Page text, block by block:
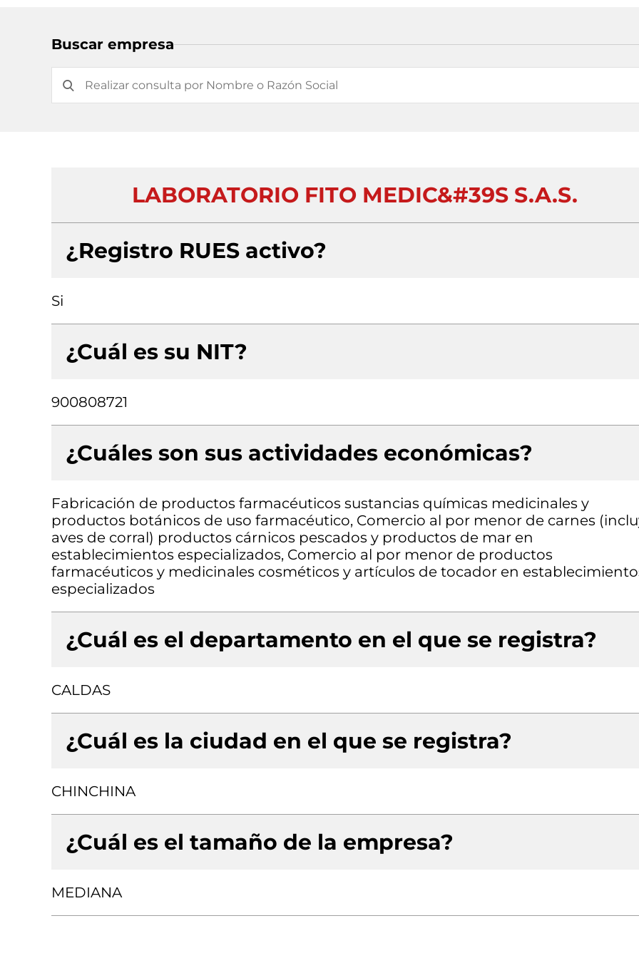
Buscar empresa
LABORATORIO FITO MEDIC&#39S S.A.S.
¿Registro RUES activo?
Si
¿Cuál es su NIT?
900808721
¿Cuáles son sus actividades económicas?
Fabricación de productos farmacéuticos sustancias químicas medicinales y
productos botánicos de uso farmacéutico, Comercio al por menor de carnes
aves de corral) productos cárnicos pescados y productos de mar en
establecimientos especializados, Comercio al por menor de productos
farmacéuticos y medicinales cosméticos y artículos de tocador en
especializados
¿Cuál es el departamento en el que se registra?
CALDAS
¿Cuál es la ciudad en el que se registra?
CHINCHINA
¿Cuál es el tamaño de la empresa?
MEDIANA